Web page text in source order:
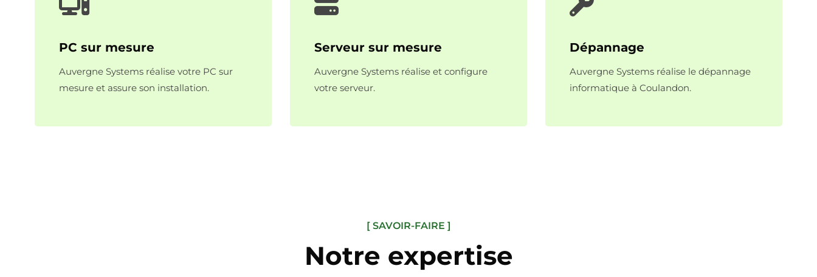
PC sur mesure
Auvergne Systems réalise votre PC sur
mesure et assure son installation.
Serveur sur mesure
Auvergne Systems réalise et configure
votre serveur.
Dépannage
Auvergne Systems réalise le dépannage
informatique à Coulandon.
[ SAVOIR-FAIRE ]
Notre expertise